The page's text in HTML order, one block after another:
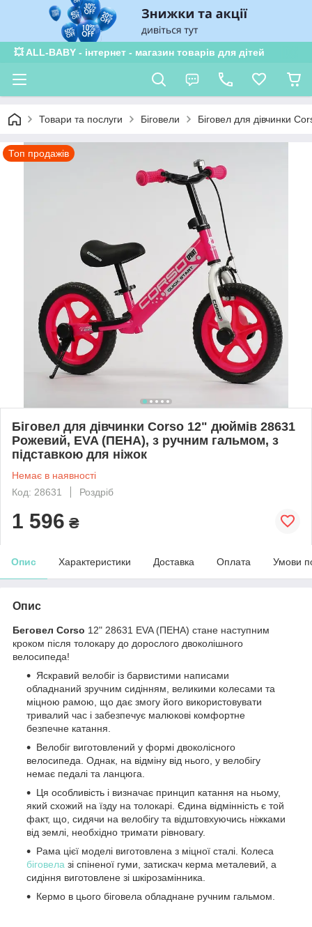
💥 ALL-BABY - інтернет - магазин товарів для дітей
Товари та послуги Біговели Біговел для дівчинки
Топ продажів
Біговел для дівчинки Corso 12" дюймів 28631
Рожевий, EVA (ПЕНА), з ручним гальмом, з
підставкою для ніжок
Немає в наявності
Код: 28631
Роздріб
1 596 ₴
Опис Характеристики Доставка Оплата Умови
Опис
Беговел Corso 12" 28631 EVA (ПЕНА) стане наступним
кроком після толокару до дорослого двоколішного
велосипеда!
Яскравий велобіг із барвистими написами
обладнаний зручним сидінням, великими колесами та
міцною рамою, що дає змогу його використовувати
тривалий час і забезпечує малюкові комфортне
безпечне катання.
Велобіг виготовлений у формі двоколісного
велосипеда. Однак, на відміну від нього, у велобігу
немає педалі та ланцюга.
Ця особливість і визначає принцип катання на ньому,
який схожий на їзду на толокарі. Єдина відмінність є той
факт, що, сидячи на велобігу та відштовхуючись ніжками
від землі, необхідно тримати рівновагу.
Рама цієї моделі виготовлена з міцної сталі. Колеса
біговела зі спіненої гуми, затискач керма металевий, а
сидіння виготовлене зі шкірозамінника.
Кермо в цього біговела обладнане ручним гальмом.